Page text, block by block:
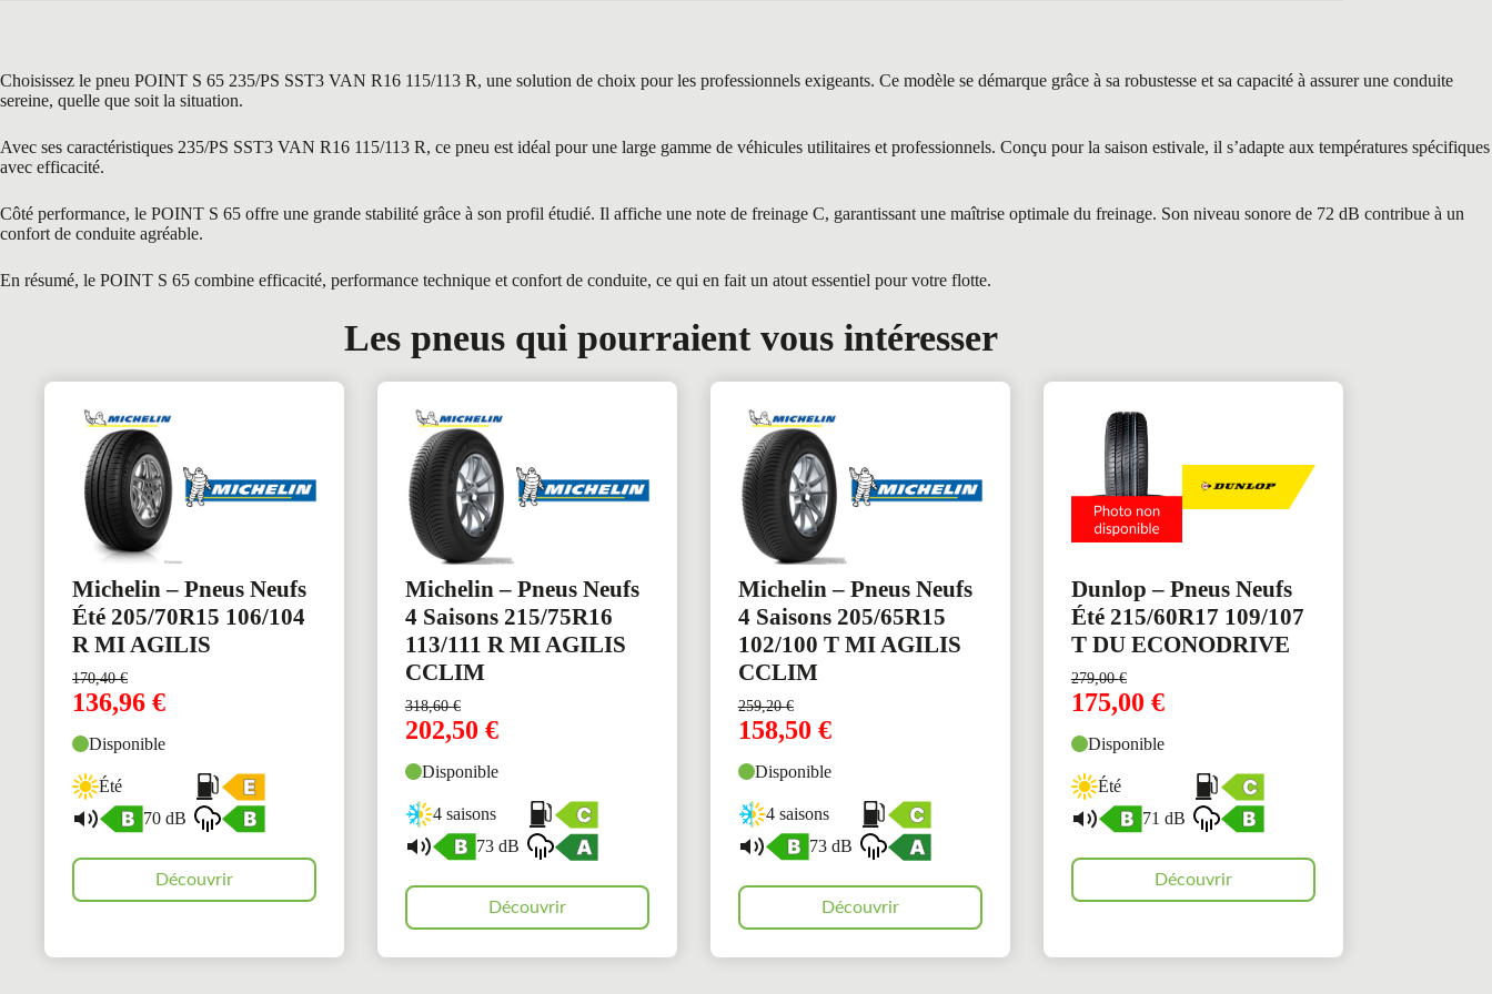
Choisissez le pneu POINT S 65 235/PS SST3 VAN R16 115/113 R, une solution de choix pour les professionnels exigeants. Ce modèle se démarque grâce à sa robustesse et sa capacité à assurer une conduite
sereine, quelle que soit la situation.
Avec ses caractéristiques 235/PS SST3 VAN R16 115/113 R, ce pneu est idéal pour une large gamme de véhicules utilitaires et professionnels. Conçu pour la saison estivale, il s’adapte aux températures spécifiques
avec efficacité.
Côté performance, le POINT S 65 offre une grande stabilité grâce à son profil étudié. Il affiche une note de freinage C, garantissant une maîtrise optimale du freinage. Son niveau sonore de 72 dB contribue à un
confort de conduite agréable.
En résumé, le POINT S 65 combine efficacité, performance technique et confort de conduite, ce qui en fait un atout essentiel pour votre flotte.
Les pneus qui pourraient vous intéresser
Michelin – Pneus Neufs
Été 205/70R15 106/104
R MI AGILIS
170,40€
136,96 €
Disponible
Été
70 dB
Découvrir
Michelin – Pneus Neufs
4 Saisons 215/75R16
113/111 R MI AGILIS
CCLIM
318,60€
202,50 €
Disponible
4 saisons
73 dB
Découvrir
Michelin – Pneus Neufs
4 Saisons 205/65R15
102/100 T MI AGILIS
CCLIM
259,20€
158,50 €
Disponible
4 saisons
73 dB
Découvrir
Dunlop – Pneus Neufs
Été 215/60R17 109/107
T DU ECONODRIVE
279,00€
175,00 €
Disponible
Été
71 dB
Découvrir